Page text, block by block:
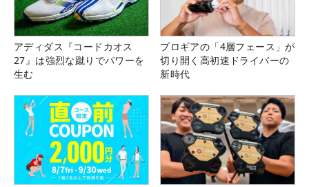
アディダス『コードカオス
27』は強烈な蹴りでパワーを
生む
プロギアの「4層フェース」が
切り開く高初速ドライバーの
新時代